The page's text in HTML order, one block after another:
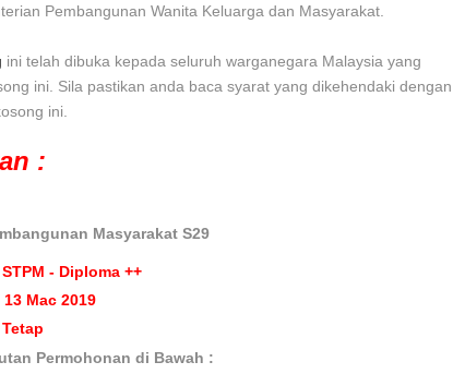
Pembangunan Wanita Keluarga dan Masyarakat
ini telah dibuka kepada seluruh warganegara Malaysia yang
ini. Sila pastikan anda baca syarat yang dikehendaki dengan
ini.
:
Masyarakat S29
STPM - Diploma ++
13 Mac 2019
Tetap
Permohonan di Bawah :